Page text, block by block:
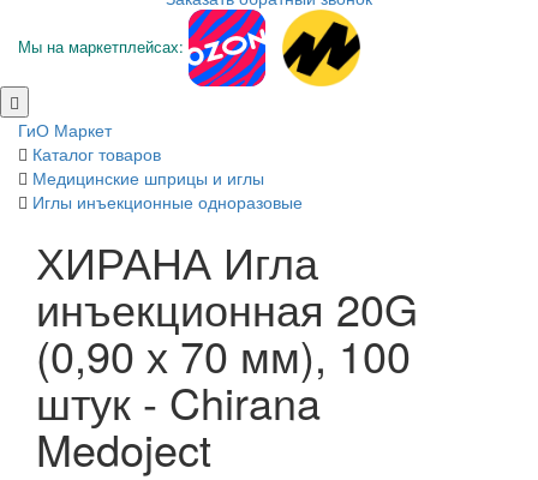
Мы на маркетплейсах:
ГиО Маркет
Каталог товаров
Медицинские шприцы и иглы
Иглы инъекционные одноразовые
ХИРАНА Игла
инъекционная 20G
(0,90 х 70 мм), 100
штук - Chirana
Medoject